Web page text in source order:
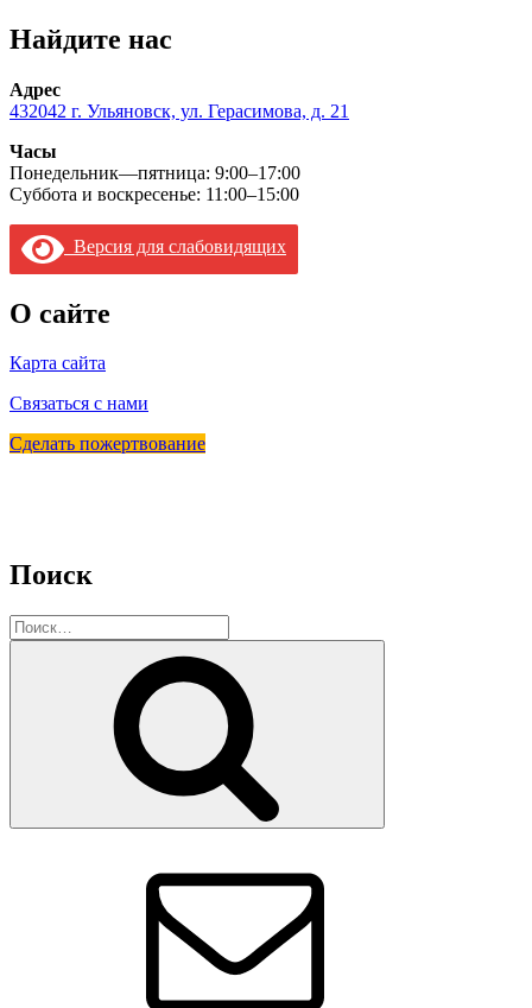
Найдите нас
Адрес
432042 г. Ульяновск, ул. Герасимова, д. 21
Часы
Понедельник—пятница: 9:00–17:00
Суббота и воскресенье: 11:00–15:00
Версия для слабовидящих
О сайте
Карта сайта
Связаться с нами
Сделать пожертвование
Поиск
Искать: